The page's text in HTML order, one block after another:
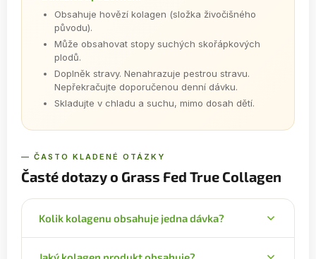
Obsahuje hovězí kolagen (složka živočišného
původu).
Může obsahovat stopy suchých skořápkových
plodů.
Doplněk stravy. Nenahrazuje pestrou stravu.
Nepřekračujte doporučenou denní dávku.
Skladujte v chladu a suchu, mimo dosah dětí.
— ČASTO KLADENÉ OTÁZKY
Časté dotazy o Grass Fed True Collagen
Kolik kolagenu obsahuje jedna dávka?